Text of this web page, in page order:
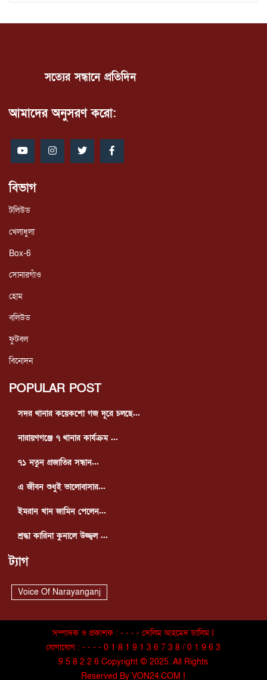
সত্যের সন্ধানে প্রতিদিন
আমাদের অনুসরণ করো:
বিভাগ
টলিউড
খেলাধুলা
Box-6
সোনারগাঁও
হোম
বলিউড
ফুটবল
বিনোদন
POPULAR POST
সদর থানার কয়েকশো গজ দূরে চলছে...
নারায়ণগঞ্জে ৭ থানার কার্যক্রম ...
৭১ নতুন প্রজাতির সন্ধান...
এ জীবন শুধুই ভালোবাসার...
ইমরান খান জামিন পেলেন...
শ্রদ্ধা কারিনা কুনালে উজ্জ্বল ...
ট্যাগ
Voice Of Narayanganj
সম্পাদক ও প্রকাশক : - - - - সেলিম আহমেদ ডালিম I
যোগাযোগ : - - - - 0 1 8 1 9 1 3 6 7 3 8 / 0 1 9 6 3
9 5 8 2 2 6 Copyright © 2025. All Rights
Reserved By VON24.COM I